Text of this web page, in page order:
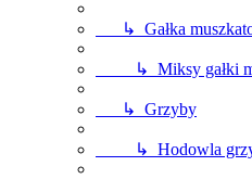
↳ Gałka
↳ Miksy gałki
↳ Grzyby
↳ Hodowla